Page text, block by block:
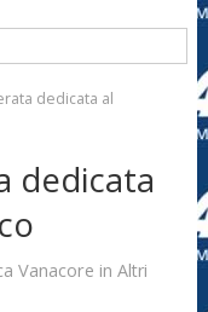
dedicata al
dedicata
Vanacore in Altri